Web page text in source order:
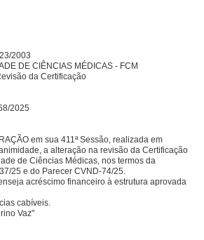
2003
DE CIÊNCIAS MÉDICAS - FCM
da Certificação
2025
em sua 411ª Sessão, realizada em
a alteração na revisão da Certificação
de Ciências Médicas, nos termos da
25 e do Parecer CVND-74/25.
acréscimo financeiro à estrutura aprovada
cabíveis.
Vaz"